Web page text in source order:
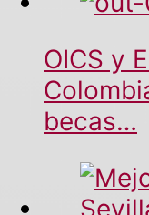
OICS y
becas…